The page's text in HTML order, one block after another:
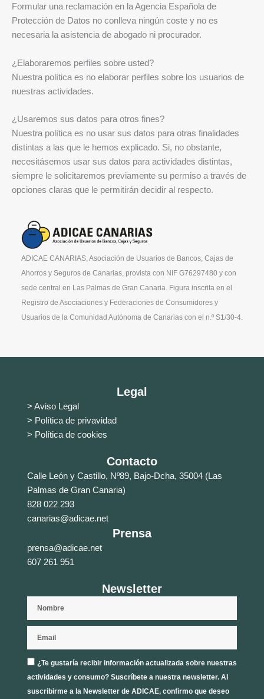
Formular una reclamación en la Agencia Española de
Protección de Datos no conlleva ningún coste y no es
necesaria la asistencia de abogado ni procurador.
¿Elaboraremos perfiles sobre usted?
Nuestra política es no elaborar perfiles sobre los usuarios de
nuestras actividades.
¿Usaremos sus datos para otros fines?
Nuestra política es no usar sus datos para otras finalidades
distintas a las que le hemos explicado. Si, no obstante,
necesitásemos usar sus datos para actividades distintas,
siempre le solicitaremos previamente su permiso a través de
opciones claras que le permitirán decidir al respecto.
ADICAE CANARIAS, Asociación de Usuarios de Bancos, Cajas de
Ahorros y Seguros de Canarias, provista con NIF G76297480 y con
sede central en Las Palmas de Gran Canaria. Figura inscrita en el
Registro de Asociaciones y Federaciones de Consumidores y
Usuarios de la Comunidad Autónoma de Canarias con el n.º S1/30-4.
Legal
> Aviso Legal
> Política de privavidad
> Política de cookies
Contacto
Calle León y Castillo, Nº89, Bajo-Dcha, 35004 (Las
Palmas de Gran Canaria)
828 022 293
canarias@adicae.net
Prensa
prensa@adicae.net
607 261 951
Newsletter
Aceptación
privacidad
¿Te gustaría recibir información actualizada sobre nuestras
actividades y consumo? Suscríbete a nuestra newsletter. Al
suscribirme a la Newsletter de ADICAE, confirmo que deseo